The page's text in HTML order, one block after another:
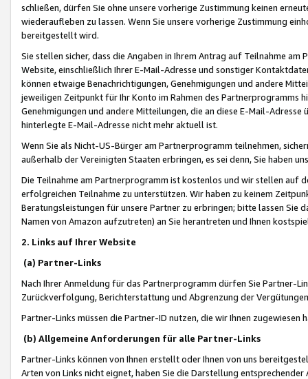
schließen, dürfen Sie ohne unsere vorherige Zustimmung keinen
wiederaufleben zu lassen. Wenn Sie unsere vorherige Zustimmung
bereitgestellt wird.
Sie stellen sicher, dass die Angaben in Ihrem Antrag auf Teilnahme
Website, einschließlich Ihrer E-Mail-Adresse und sonstiger
können etwaige Benachrichtigungen, Genehmigungen und andere
jeweiligen Zeitpunkt für Ihr Konto im Rahmen des Partnerprogramms
Genehmigungen und andere Mitteilungen, die an diese E-Mail-
hinterlegte E-Mail-Adresse nicht mehr aktuell ist.
Wenn Sie als Nicht-US-Bürger am Partnerprogramm teilnehmen,
außerhalb der Vereinigten Staaten erbringen, es sei denn, Sie haben
Die Teilnahme am Partnerprogramm ist kostenlos und wir stellen auf
erfolgreichen Teilnahme zu unterstützen. Wir haben zu keinem
Beratungsleistungen für unsere Partner zu erbringen; bitte lassen Sie
Namen von Amazon aufzutreten) an Sie herantreten und Ihnen
2. Links auf Ihrer Website
(a) Partner-Links
Nach Ihrer Anmeldung für das Partnerprogramm dürfen Sie Partner-
Zurückverfolgung, Berichterstattung und Abgrenzung der
Partner-Links müssen die Partner-ID nutzen, die wir Ihnen zugewiesen
(b) Allgemeine Anforderungen für alle Partner-Links
Partner-Links können von Ihnen erstellt oder Ihnen von uns
Arten von Links nicht eignet, haben Sie die Darstellung